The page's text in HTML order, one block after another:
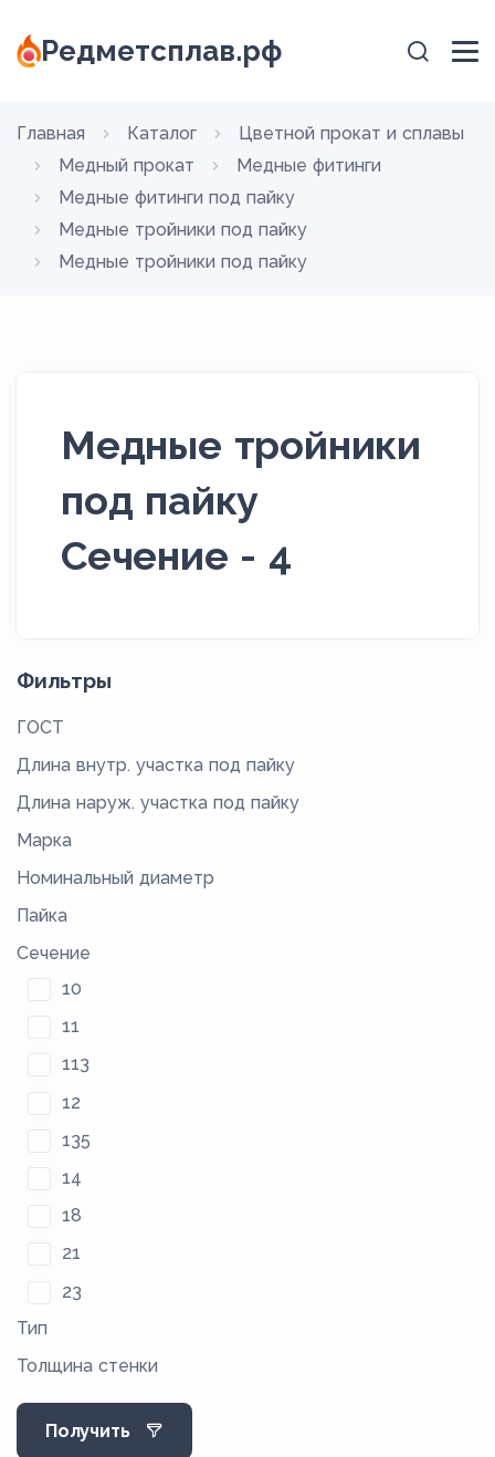
Редметсплав.рф
Главная Каталог
Цветной прокат и сплавы
Медный прокат
Медные фитинги
Медные фитинги под пайку
Медные тройники под пайку
Медные тройники под пайку
Медные тройники
под пайку
Сечение - 4
Фильтры
ГОСТ
Длина внутр. участка под пайку
Длина наруж. участка под пайку
Марка
Номинальный диаметр
Пайка
Сечение
10
11
113
12
135
14
18
21
23
35
36
4
Тип
Толщина стенки
Получить